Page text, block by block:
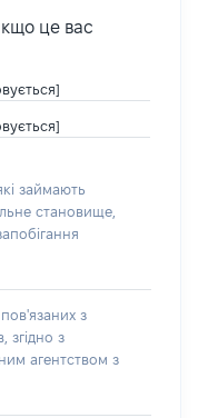
це вас
займають
становище,
з
згідно з
агентством з